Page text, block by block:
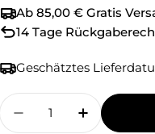
Ab 85,00 € Gratis
14 Tage
Geschätztes
Menge
Menge Für My
Menge